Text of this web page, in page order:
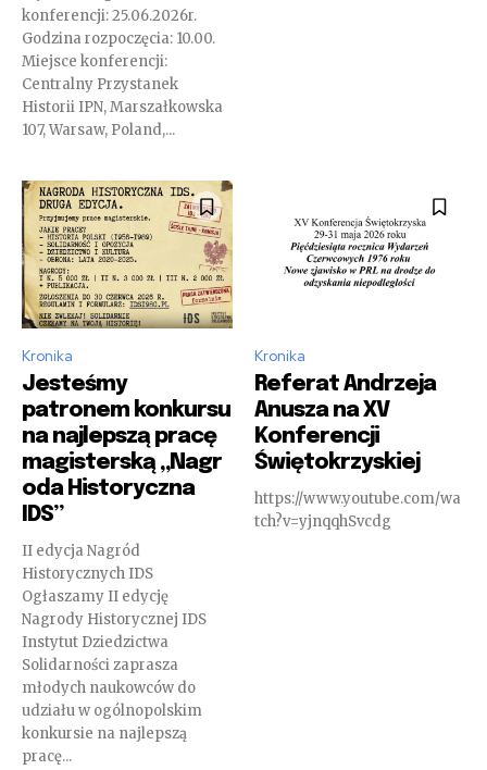
konferencji: 25.06.2026r.
Godzina rozpoczęcia: 10.00.
Miejsce konferencji:
Centralny Przystanek
Historii IPN, Marszałkowska
107, Warsaw, Poland,...
Kronika
Jesteśmy
patronem konkursu
na najlepszą pracę
magisterską „Nagr
oda Historyczna
IDS”
II edycja Nagród
Historycznych IDS
Ogłaszamy II edycję
Nagrody Historycznej IDS
Instytut Dziedzictwa
Solidarności zaprasza
młodych naukowców do
udziału w ogólnopolskim
konkursie na najlepszą
pracę...
Kronika
Referat Andrzeja
Anusza na XV
Konferencji
Świętokrzyskiej
https://www.youtube.com/wa
tch?v=yjnqqhSvcdg